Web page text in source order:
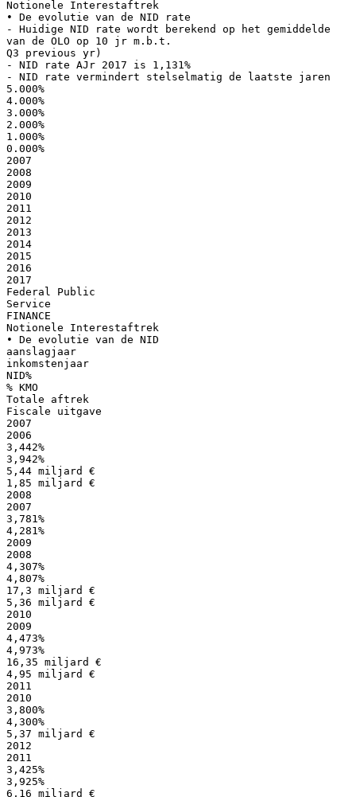
Notionele Interestaftrek
• De evolutie van de NID rate
- Huidige NID rate wordt berekend op het gemiddelde
van de OLO op 10 jr m.b.t.
Q3 previous yr)
- NID rate AJr 2017 is 1,131%
- NID rate vermindert stelselmatig de laatste jaren
5.000%
4.000%
3.000%
2.000%
1.000%
0.000%
2007
2008
2009
2010
2011
2012
2013
2014
2015
2016
2017
Federal Public
Service
FINANCE
Notionele Interestaftrek
• De evolutie van de NID
aanslagjaar
inkomstenjaar
NID%
% KMO
Totale aftrek
Fiscale uitgave
2007
2006
3,442%
3,942%
5,44 miljard €
1,85 miljard €
2008
2007
3,781%
4,281%
2009
2008
4,307%
4,807%
17,3 miljard €
5,36 miljard €
2010
2009
4,473%
4,973%
16,35 miljard €
4,95 miljard €
2011
2010
3,800%
4,300%
5,37 miljard €
2012
2011
3,425%
3,925%
6,16 miljard €